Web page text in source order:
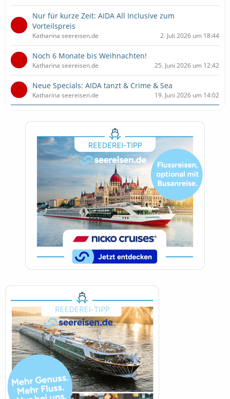
Nur für kurze Zeit: AIDA All Inclusive zum
Vorteilspreis
Katharina seereisen.de 2. Juli 2026 um 18:44
Noch 6 Monate bis Weihnachten!
Katharina seereisen.de 25. Juni 2026 um 12:42
Neue Specials: AIDA tanzt & Crime & Sea
Katharina seereisen.de 19. Juni 2026 um 14:02